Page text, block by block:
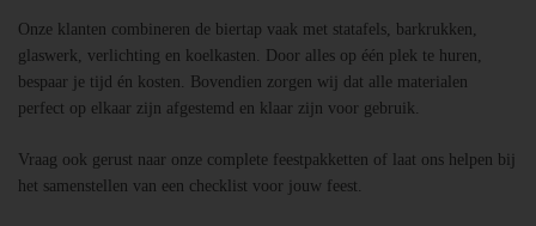
Onze klanten combineren de biertap vaak met statafels, barkrukken,
glaswerk, verlichting en koelkasten. Door alles op één plek te huren,
bespaar je tijd én kosten. Bovendien zorgen wij dat alle materialen
perfect op elkaar zijn afgestemd en klaar zijn voor gebruik.
Vraag ook gerust naar onze complete feestpakketten of laat ons helpen bij
het samenstellen van een checklist voor jouw feest.